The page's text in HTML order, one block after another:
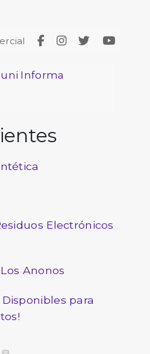
Informa
Electrónicos
Anonos
Disponibles para